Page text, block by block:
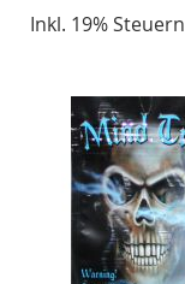
Inkl. 19% Steuern